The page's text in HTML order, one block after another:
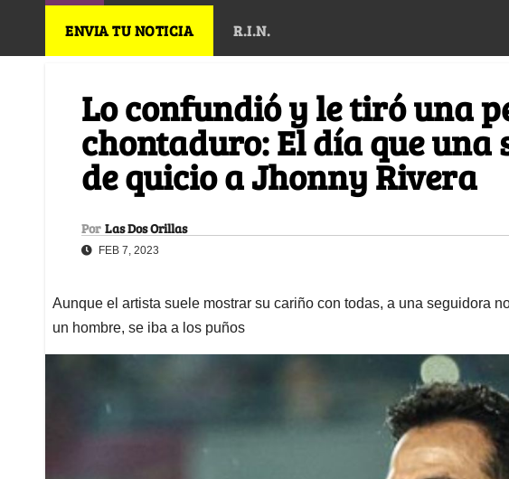
ENVIA TU NOTICIA R.I.N.
Lo confundió y le tiró una
chontaduro: El día que una
de quicio a Jhonny Rivera
Por Las Dos Orillas
FEB 7, 2023
Aunque el artista suele mostrar su cariño con todas, a una seguidora
un hombre, se iba a los puños